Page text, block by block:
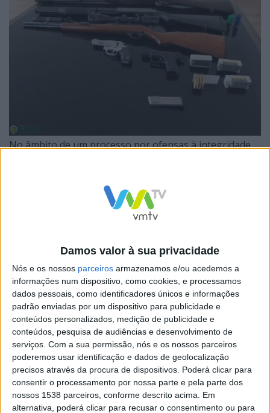
Damos valor à sua privacidade
Nós e os nossos parceiros armazenamos e/ou acedemos a
informações num dispositivo, como cookies, e processamos
dados pessoais, como identificadores únicos e informações
padrão enviadas por um dispositivo para publicidade e
conteúdos personalizados, medição de publicidade e
conteúdos, pesquisa de audiências e desenvolvimento de
serviços. Com a sua permissão, nós e os nossos parceiros
poderemos usar identificação e dados de geolocalização
precisos através da procura de dispositivos. Poderá clicar para
consentir o processamento por nossa parte e pela parte dos
nossos 1538 parceiros, conforme descrito acima. Em
alternativa, poderá clicar para recusar o consentimento ou para
No âmbito de um processo por ofensas à integridade
por desavenças relacionadas com a propriedade de
terrenos, no concelho de Póvoa de Lanhoso. Na
mandados de busca domiciliária, nos concelhos de
Amares e Macedo de Cavaleiros, tendo sido
apreendidas cinco armas de fogo e 169 munições.
O agressor foi constituído arguido e os factos foram
remetidos ao Tribunal Judicial de Póvoa de Lanhoso.